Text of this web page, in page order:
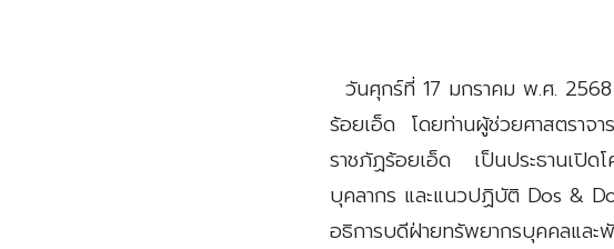
วันศุกร์ที่ 17 มกราคม พ.ศ.
ร้อยเอ็ด โดยท่านผู้ช่วยศาสตราจ
ราชภัฏร้อยเอ็ด เป็นประธานเปิด
บุคลากร และแนวปฏิบัติ Dos &
อธิการบดีฝ่ายทรัพยากรบุคคลแล